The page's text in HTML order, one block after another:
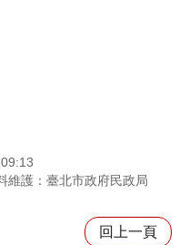
維護：臺北市政府民政局
回上一頁